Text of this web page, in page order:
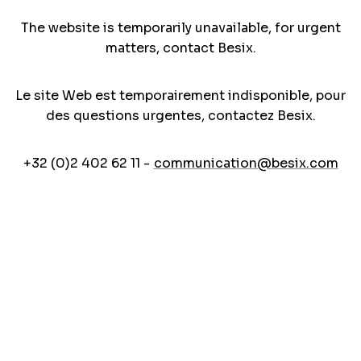
The website is temporarily unavailable, for urgent
matters, contact Besix.
Le site Web est temporairement indisponible, pour
des questions urgentes, contactez Besix.
+32 (0)2 402 62 11 - communication@besix.com